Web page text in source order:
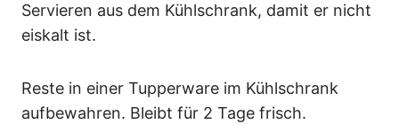
Servieren aus dem Kühlschrank, damit er nicht
eiskalt ist.
Reste in einer Tupperware im Kühlschrank
aufbewahren. Bleibt für 2 Tage frisch.